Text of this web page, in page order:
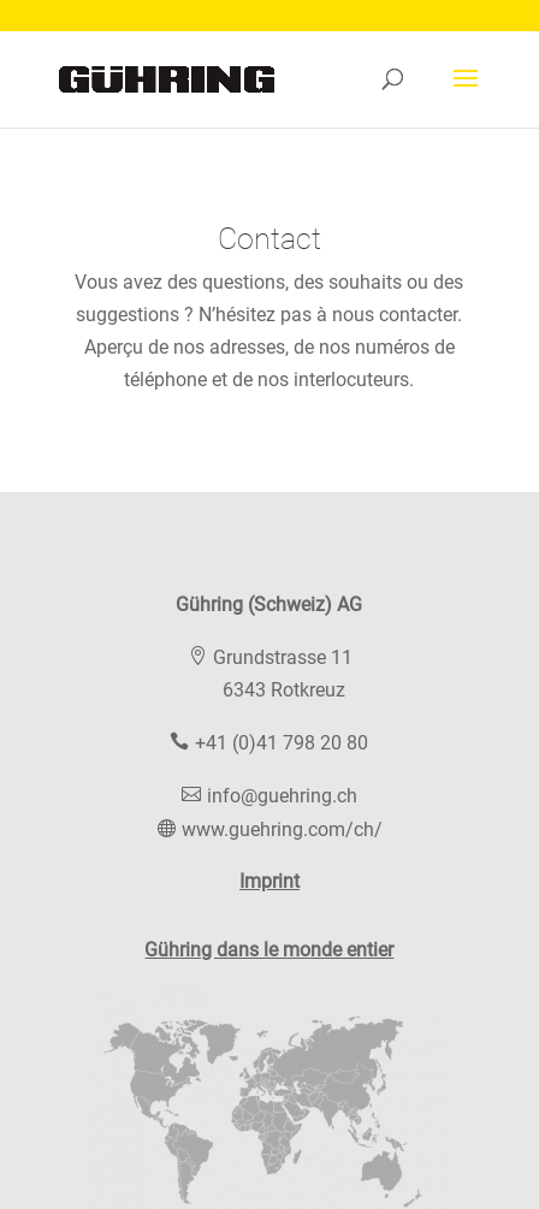
Contact
Vous avez des questions, des souhaits ou des
suggestions ? N’hésitez pas à nous contacter.
Aperçu de nos adresses, de nos numéros de
téléphone et de nos interlocuteurs.
Gühring (Schweiz) AG
Grundstrasse 11
6343 Rotkreuz
+41 (0)41 798 20 80
info@guehring.ch
www.guehring.com/ch/
Imprint
Gühring dans le monde entier